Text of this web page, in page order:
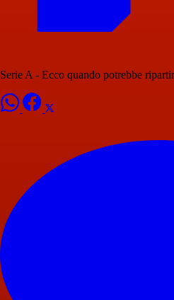
Serie A - Ecco quando potrebbe